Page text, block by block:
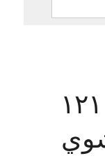
سږکال هېواد کې ۱۲۱